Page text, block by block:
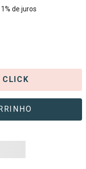
1% de juros